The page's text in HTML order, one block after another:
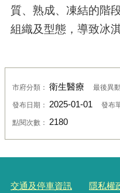
質、熟成、凍結的階
組織及型態，導致冰
市府分類： 衛生醫療 最後異
發布日期： 2025-01-01 發布
點閱次數： 2180
交通及停車資訊 隱私權